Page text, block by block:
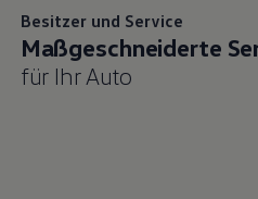
Besitzer und Service
Maßgeschneiderte
für Ihr Auto